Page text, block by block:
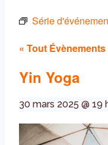
Série
« Tout Évènements
Yin Yoga
30 mars 2025 @ 19